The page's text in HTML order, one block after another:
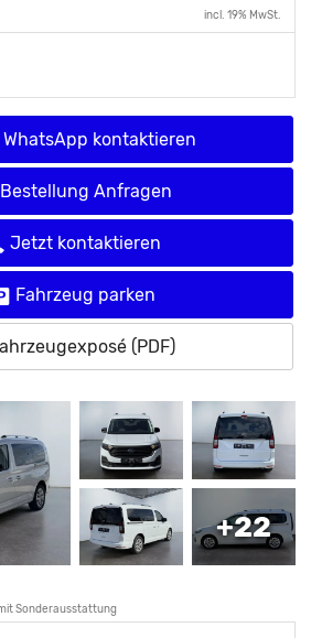
incl. 19% MwSt.
kontaktieren
Bestellung Anfragen
Jetzt kontaktieren
Fahrzeug parken
(PDF)
+22
Sonderausstattung